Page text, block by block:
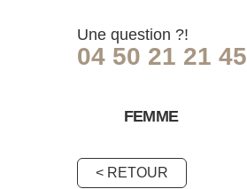
Une question ?!
04 50 21 21 45
FEMME
< RETOUR